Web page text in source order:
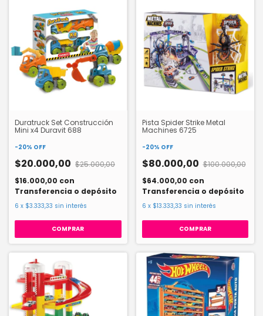
Duratruck Set Construcción
Mini x4 Duravit 688
-20% OFF
$20.000,00 $25.000,00
$16.000,00 con
Transferencia o depósito
6 x $3.333,33 sin interés
Pista Spider Strike Metal
Machines 6725
-20% OFF
$80.000,00 $100.000,00
$64.000,00 con
Transferencia o depósito
6 x $13.333,33 sin interés